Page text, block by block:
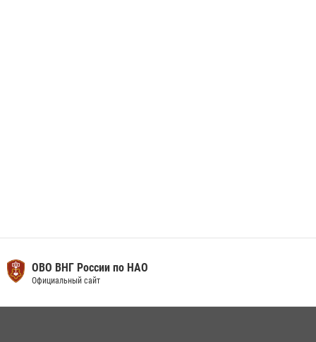
ОВО ВНГ России по НАО
Официальный сайт